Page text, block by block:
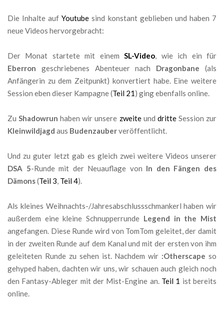
Die Inhalte aufYoutube sind konstant geblieben und haben 7
neue Videos hervorgebracht:
Der Monat startete mit einem SL-Video , wie ich ein für
Eberron geschriebenes Abenteuer nach Dragonbane (als
Anfängerin zu dem Zeitpunkt) konvertiert habe. Eine weitere
Session eben dieser Kampagne (Teil 21) ging ebenfalls online.
Zu Shadowrun haben wir unsere zweiteund dritteSession zur
Kleinwildjagd aus Budenzauberveröffentlicht.
Und zu guter letzt gab es gleich zwei weitere Videos unserer
DSA 5-Runde mit der Neuauflage von In den Fängen des
Dämons(Teil 3 Teil 4).
Als kleines Weihnachts-/Jahresabschlussschmankerl haben wir
außerdem eine kleine Schnupperrunde Legend in the Mist
angefangen. Diese Runde wird von TomTom geleitet, der damit
in der zweiten Runde auf dem Kanal und mit der ersten von ihm
geleiteten Runde zu sehen ist. Nachdem wir :Otherscape so
gehyped haben, dachten wir uns, wir schauen auch gleich noch
den Fantasy-Ableger mit der Mist-Engine an. Teil 1 ist bereits
online.